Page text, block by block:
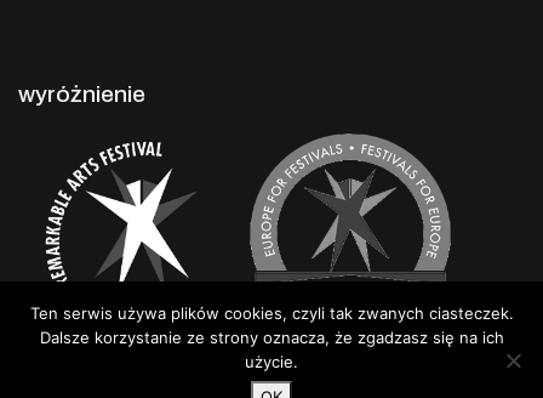
wyróżnienie
Ten serwis używa plików cookies, czyli tak zwanych ciasteczek.
Dalsze korzystanie ze strony oznacza, że zgadzasz się na ich
użycie.